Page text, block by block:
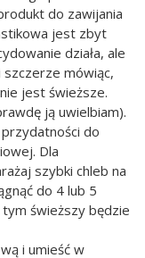
do zawijania
jest zbyt
działa, ale
szczerze mówiąc,
jest świeższe.
ją uwielbiam).
do
Dla
szybki chleb na
do 4 lub 5
świeższy będzie
i umieść w